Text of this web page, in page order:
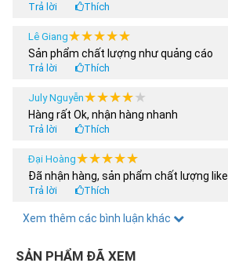
Trả lời Thích
Lê Giang★★★★★
★★★★★
Sản phẩm chất lượng như quảng cáo
Trả lời Thích
July Nguyễn★★★★★
★★★★★
Hàng rất Ok, nhận hàng nhanh
Trả lời Thích
Đại Hoàng★★★★★
★★★★★
Đã nhận hàng, sản phẩm chất lượng like
Trả lời Thích
Hoàng Anh ★★★★★
★★★★★
mại 30% ko shop
Xem thêm các bình luận khác
SẢN PHẨM ĐÃ XEM